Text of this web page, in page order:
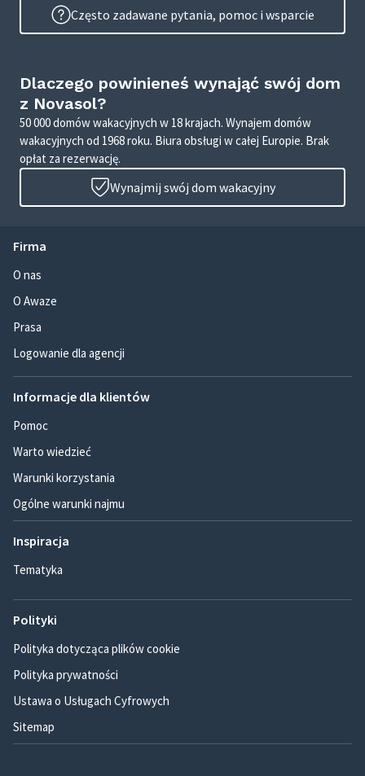
Często zadawane pytania, pomoc i wsparcie
Dlaczego powinieneś wynająć swój dom
z Novasol?
50 000 domów wakacyjnych w 18 krajach. Wynajem domów
wakacyjnych od 1968 roku. Biura obsługi w całej Europie. Brak
opłat za rezerwację.
Wynajmij swój dom wakacyjny
Firma
O nas
O Awaze
Prasa
Logowanie dla agencji
Informacje dla klientów
Pomoc
Warto wiedzieć
Warunki korzystania
Ogólne warunki najmu
Inspiracja
Tematyka
Polityki
Polityka dotycząca plików cookie
Polityka prywatności
Ustawa o Usługach Cyfrowych
Sitemap